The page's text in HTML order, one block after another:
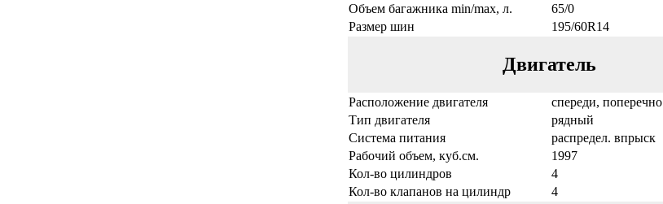
Объем багажника min/max, л.
65/0
Размер шин
195/60R14
Двигатель
Расположение двигателя
спереди, поперечно
Тип двигателя
рядный
Система питания
распредел. впрыск
Рабочий объем, куб.см.
1997
Кол-во цилиндров
4
Кол-во клапанов на цилиндр
4